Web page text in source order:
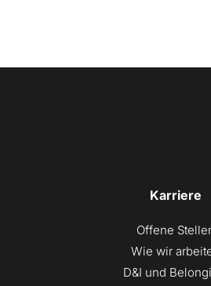
Karriere
Offene
Wie wir
D&I und